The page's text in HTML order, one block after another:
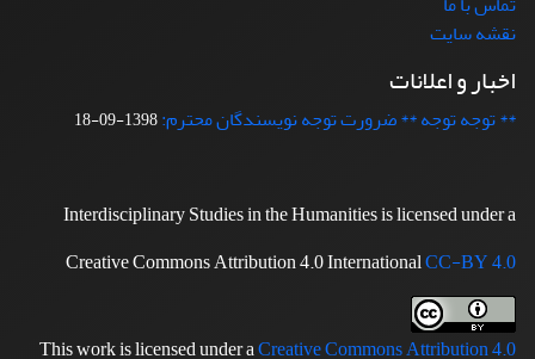
نقشه سایت
اخبار و اعلانات
** توجه توجه ** ضرورت توجه نویسندگان محترم:1398-09-18
Interdisciplinary Studies in the Humanities is licensed under a
Creative Commons Attribution 4.0 InternationalCC-BY 4.0
This work is licensed under aCreative Commons Attribution 4.0